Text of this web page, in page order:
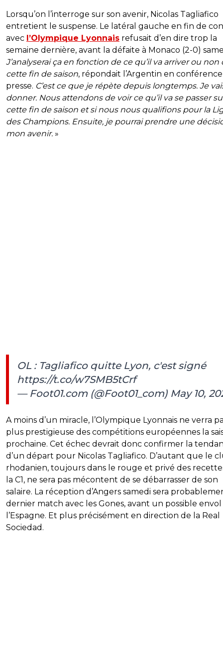
Lorsqu’on l’interroge sur son avenir, Nicolas Tagliafico
entretient le suspense. Le latéral gauche en fin de
avec l’Olympique Lyonnais refusait d’en dire trop la
semaine dernière, avant la défaite à Monaco (2-0)
J’analyserai ça en fonction de ce qu’il va arriver ou non
cette fin de saison, répondait l’Argentin en
presse. C’est ce que je répète depuis longtemps. Je
donner. Nous attendons de voir ce qu’il va se passer
cette fin de saison et si nous nous qualifions pour la
des Champions. Ensuite, je pourrai prendre une
mon avenir. »
OL : Tagliafico quitte Lyon, c'est signé
https://t.co/w7SMB5tCrf
— Foot01.com (@Foot01_com) May 10,
A moins d’un miracle, l’Olympique Lyonnais ne verra
plus prestigieuse des compétitions européennes la
prochaine. Cet échec devrait donc confirmer la
d’un départ pour Nicolas Tagliafico. D’autant que le
rhodanien, toujours dans le rouge et privé des
la C1, ne sera pas mécontent de se débarrasser de son
salaire. La réception d’Angers samedi sera
dernier match avec les Gones, avant un possible envol
l’Espagne. Et plus précisément en direction de la Real
Sociedad.